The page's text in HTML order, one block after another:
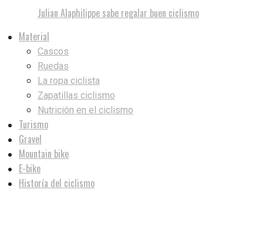
Julian Alaphilippe sabe regalar buen ciclismo
Material
Cascos
Ruedas
La ropa ciclista
Zapatillas ciclismo
Nutrición en el ciclismo
Turismo
Gravel
Mountain bike
E-bike
Historía del ciclismo